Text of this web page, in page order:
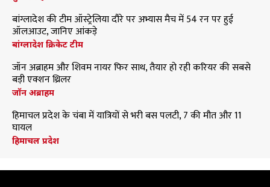
बांग्लादेश की टीम ऑस्ट्रेलिया दौरे पर अभ्यास मैच में 54 रन पर हुई
ऑलआउट, जानिए आंकड़े
बांग्लादेश क्रिकेट टीम
जॉन अब्राहम और शिवम नायर फिर साथ, तैयार हो रही करियर की सबसे
बड़ी एक्शन थ्रिलर
जॉन अब्राहम
हिमाचल प्रदेश के चंबा में यात्रियों से भरी बस पलटी, 7 की मौत और 11
घायल
हिमाचल प्रदेश